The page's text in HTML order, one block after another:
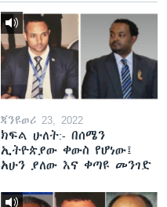
ጃንዩወሪ 23, 2022
ክፍል ሁለት:- በሰሜን
ኢትዮጵያው ቀውስ የሆነው፤
አሁን ያለው እና ቀጣዩ መንገድ